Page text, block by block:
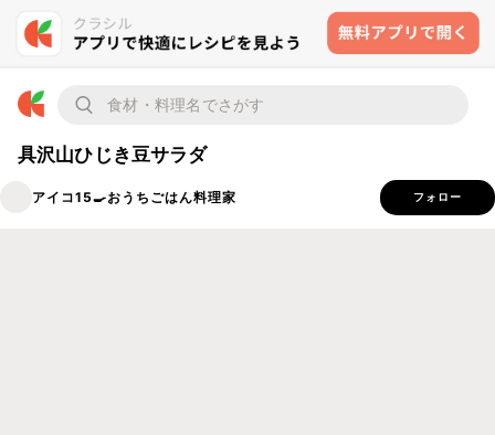
具沢山ひじき豆サラダ
アイコ15🍳おうちごはん料理家 フォロー